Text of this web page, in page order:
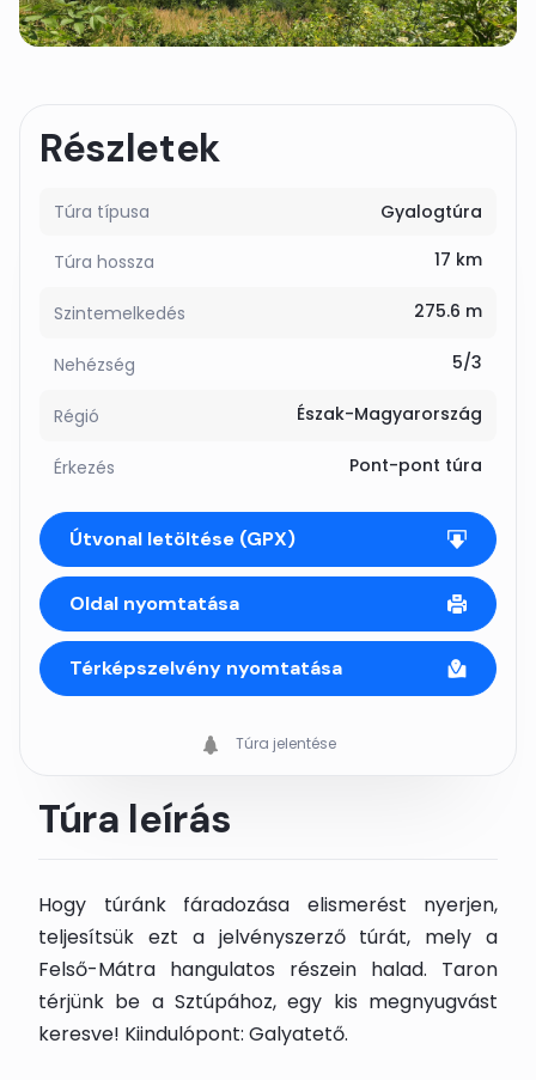
Részletek
Túra típusa Gyalogtúra
Túra hossza 17 km
Szintemelkedés 275.6 m
Nehézség 5/3
Régió Észak-Magyarország
Érkezés Pont-pont túra
Útvonal letöltése (GPX)
Oldal nyomtatása
Térképszelvény nyomtatása
Túra jelentése
Túra leírás
Hogy túránk fáradozása elismerést nyerjen,
teljesítsük ezt a jelvényszerző túrát, mely a
Felső-Mátra hangulatos részein halad. Taron
térjünk be a Sztúpához, egy kis megnyugvást
keresve! Kiindulópont: Galyatető.